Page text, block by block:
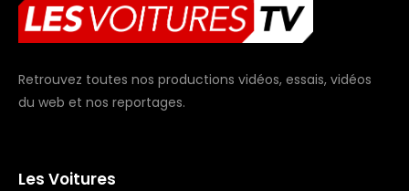
Retrouvez toutes nos productions vidéos, essais, vidéos
du web et nos reportages.
Les Voitures